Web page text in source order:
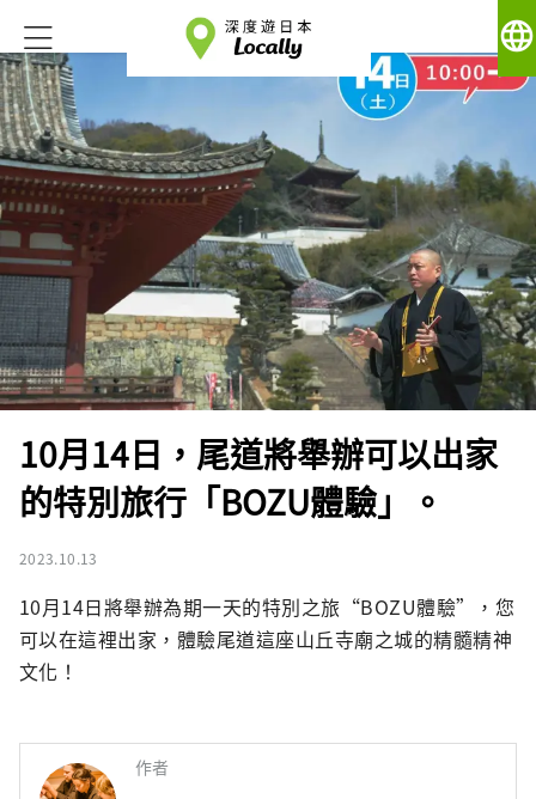
language
10月14日，尾道將舉辦可以出家
的特別旅行「BOZU體驗」。
2023.10.13
10月14日將舉辦為期一天的特別之旅“BOZU體驗”，您
可以在這裡出家，體驗尾道這座山丘寺廟之城的精髓精神
文化！
作者